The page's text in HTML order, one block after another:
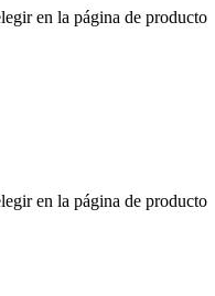
en la página de producto
en la página de producto